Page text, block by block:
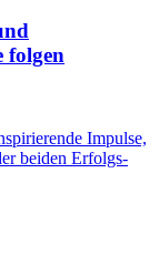
folgen
Impulse,
beiden Erfolgs-